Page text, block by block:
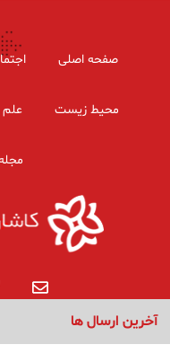
آخرین ارسال ها
صفحه اصلی
محیط زیست علم